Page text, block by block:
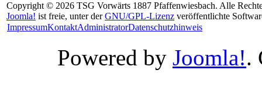
Copyright © 2026 TSG Vorwärts 1887 Pfaffenwiesbach. Alle
Joomla! ist freie, unter derGNU/GPL-Lizenz veröffentlichte
ImpressumKontaktAdministratorDatenschutzhinweis
Powered by Joomla!.